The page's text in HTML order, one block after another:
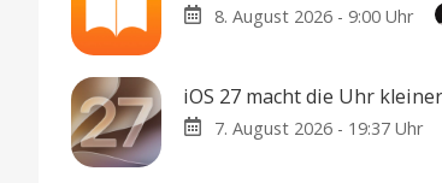
8. August 2026 - 9:00 Uhr
iOS 27 macht die Uhr
7. August 2026 - 19:37 Uhr